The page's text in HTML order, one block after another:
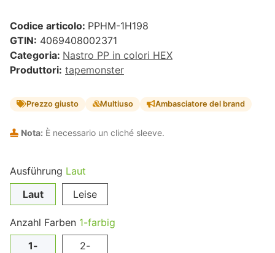
Codice articolo: PPHM-1H198
GTIN: 4069408002371
Categoria: Nastro PP in colori HEX
Produttori: tapemonster
Prezzo giusto Multiuso Ambasciatore del brand
Nota: È necessario un cliché sleeve.
Ausführung Laut
Laut
Leise
Anzahl Farben 1-farbig
1-
2-